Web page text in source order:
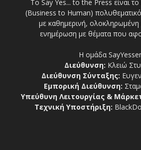
Το Say Yes... to the Press είναι
(Business to Human)
με καθημερινή, ολοκληρωμένη
ενημέρωση με θέματα που
Η ομάδα
Διεύθυνση: Κλειώ
Διεύθυνση Σύνταξης:
Εμπορική Διεύθυνση:
Υπεύθυνη Λειτουργίας &
Τεχνική Υποστήριξη: